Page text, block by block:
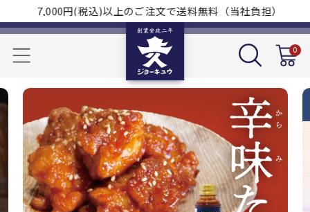
7,000円(税込)以上のご注文で送料無料（当社負担）
0